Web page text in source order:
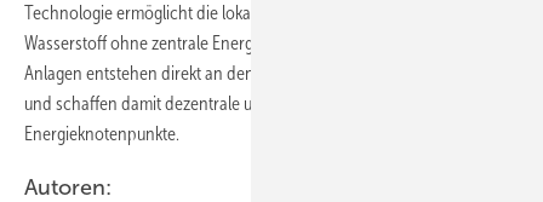
Technologie ermöglicht die lokale Produktion von klimaneutralem
Wasserstoff ohne zentrale Energie- und Transportinfrastruktur. Die
Anlagen entstehen direkt an den Standorten der Abfallentstehung
und schaffen damit dezentrale und unabhängige
Energieknotenpunkte.
Autoren: